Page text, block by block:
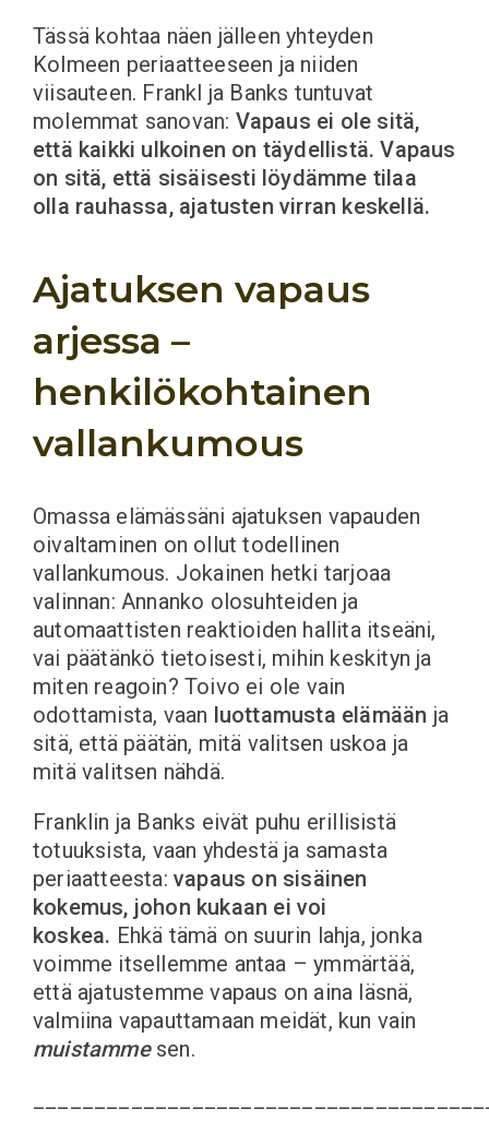
Tässä kohtaa näen jälleen yhteyden
Kolmeen periaatteeseen ja niiden
viisauteen. Frankl ja Banks tuntuvat
molemmat sanovan: Vapaus ei ole sitä,
että kaikki ulkoinen on täydellistä. Vapaus
on sitä, että sisäisesti löydämme tilaa
olla rauhassa, ajatusten virran keskellä.
Ajatuksen vapaus
arjessa –
henkilökohtainen
vallankumous
Omassa elämässäni ajatuksen vapauden
oivaltaminen on ollut todellinen
vallankumous. Jokainen hetki tarjoaa
valinnan: Annanko olosuhteiden ja
automaattisten reaktioiden hallita itseäni,
vai päätänkö tietoisesti, mihin keskityn ja
miten reagoin? Toivo ei ole vain
odottamista, vaan luottamusta elämään ja
sitä, että päätän, mitä valitsen uskoa ja
mitä valitsen nähdä.
Franklin ja Banks eivät puhu erillisistä
totuuksista, vaan yhdestä ja samasta
periaatteesta: vapaus on sisäinen
kokemus, johon kukaan ei voi
koskea. Ehkä tämä on suurin lahja, jonka
voimme itsellemme antaa – ymmärtää,
että ajatustemme vapaus on aina läsnä,
valmiina vapauttamaan meidät, kun vain
muistammesen.